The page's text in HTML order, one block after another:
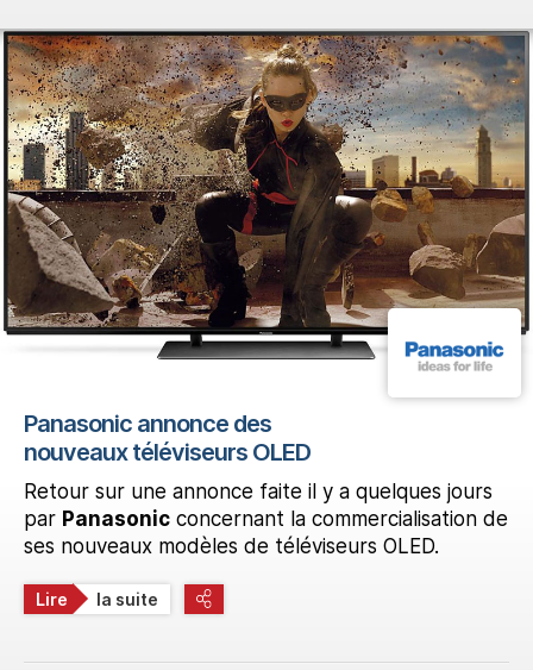
Panasonic annonce des
nouveaux téléviseurs OLED
Retour sur une annonce faite il y a quelques jours
par Panasonic concernant la commercialisation de
ses nouveaux modèles de téléviseurs OLED.
Lire la suite